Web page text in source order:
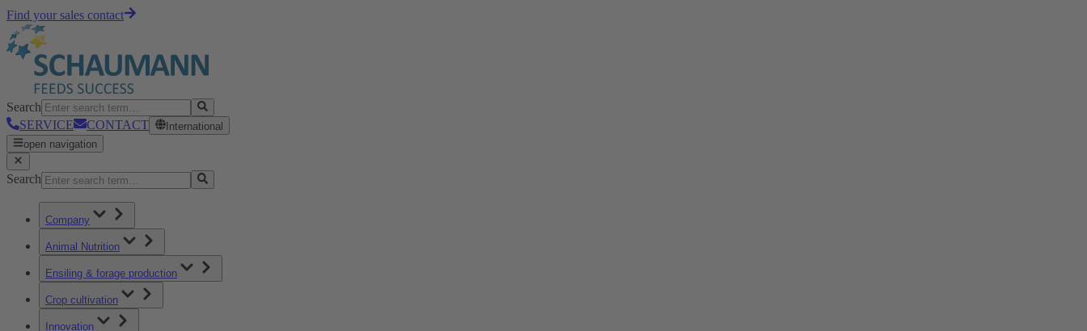
Find your sales contact
Search
SERVICE
CONTACT
International
open navigation
Search
Company
Animal Nutrition
Ensiling & forage production
Crop cultivation
Innovation